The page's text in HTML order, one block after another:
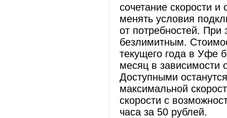
сочетание скорости и
менять условия
от потребностей. При
безлимитным.
текущего года в Уфе
месяц в зависимости
Доступными
максимальной
скорости с
часа за 50 рублей.